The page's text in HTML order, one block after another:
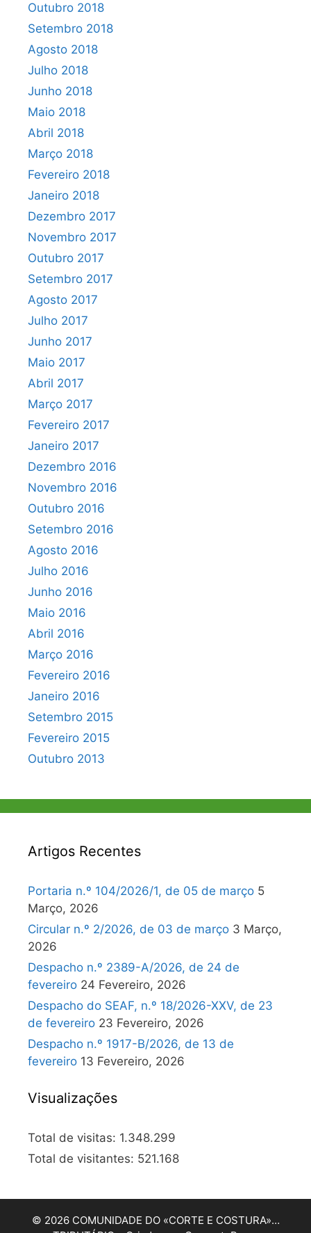
Outubro 2018
Setembro 2018
Agosto 2018
Julho 2018
Junho 2018
Maio 2018
Abril 2018
Março 2018
Fevereiro 2018
Janeiro 2018
Dezembro 2017
Novembro 2017
Outubro 2017
Setembro 2017
Agosto 2017
Julho 2017
Junho 2017
Maio 2017
Abril 2017
Março 2017
Fevereiro 2017
Janeiro 2017
Dezembro 2016
Novembro 2016
Outubro 2016
Setembro 2016
Agosto 2016
Julho 2016
Junho 2016
Maio 2016
Abril 2016
Março 2016
Fevereiro 2016
Janeiro 2016
Setembro 2015
Fevereiro 2015
Outubro 2013
Artigos Recentes
Portaria n.º 104/2026/1, de 05 de março 5
Março, 2026
Circular n.º 2/2026, de 03 de março 3 Março,
2026
Despacho n.º 2389-A/2026, de 24 de
fevereiro 24 Fevereiro, 2026
Despacho do SEAF, n.º 18/2026-XXV, de 23
de fevereiro 23 Fevereiro, 2026
Despacho n.º 1917-B/2026, de 13 de
fevereiro 13 Fevereiro, 2026
Visualizações
Total de visitas: 1.348.299
Total de visitantes: 521.168
© 2026 COMUNIDADE DO «CORTE E COSTURA»…